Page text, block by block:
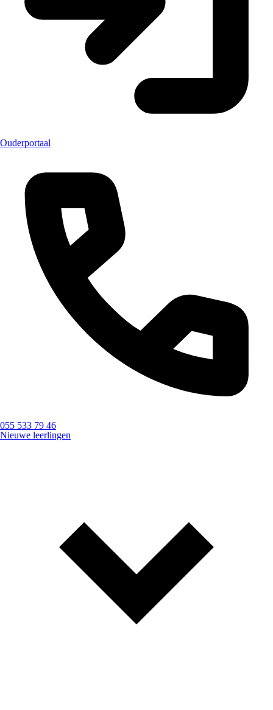
Ouderportaal
055 533 79 46
Nieuwe leerlingen